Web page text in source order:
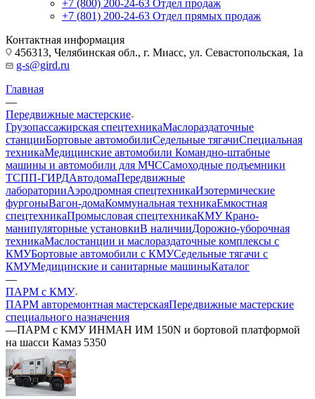
+7 (800) 200-24-63 Отдел продаж
+7 (801) 200-24-63 Отдел прямых продаж
Контактная информация
456313, Челябинская обл., г. Миасс, ул. Севастопольская, 1а
g-s@gird.ru
Главная
—
Передвижные мастерские
Грузопассажирская спецтехникаМаслораздаточные
станцииБортовые автомобилиСедельные тягачиСпециальная
техникаМедицинские автомобили Командно-штабные
машины и автомобили для МЧССамоходные подъемники
ТСПП-ГИРДАвтодомаПередвижные
лабораторииАэродромная спецтехникаИзотермические
фургоныВагон-домаКоммунальная техникаЕмкостная
спецтехникаПромысловая спецтехникаКМУ Крано-
манипуляторные установкиВ наличииДорожно-уборочная
техникаМаслостанции и маслораздаточные комплексы с
КМУБортовые автомобили с КМУСедельные тягачи с
КМУМедицинские и санитарные машиныКаталог
—
ПАРМ с КМУ
ПАРМ авторемонтная мастерскаяПередвижные мастерские
специального назначения
—ПАРМ с КМУ ИНМАН ИМ 150N и бортовой платформой
на шасси Камаз 5350